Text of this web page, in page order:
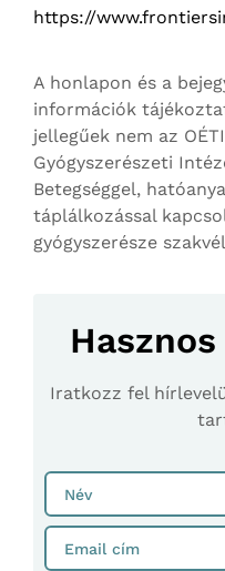
https://
A honlapon és a
információk
jellegűek nem az
Gyógyszerészeti
Betegséggel,
táplálkozással
gyógyszerésze
Iratkozz fel